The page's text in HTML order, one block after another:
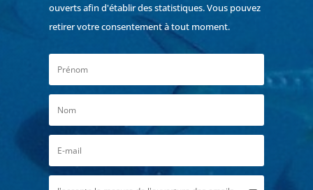
ouverts afin d'établir des statistiques. Vous pouvez
retirer votre consentement à tout moment.